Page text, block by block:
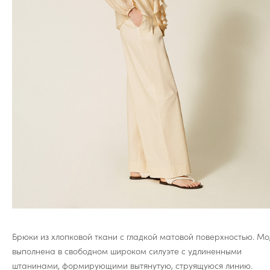
Брюки из хлопковой ткани с гладкой матовой поверхностью.
выполнена в свободном широком силуэте с удлиненными
штанинами, формирующими вытянутую, струящуюся линию.